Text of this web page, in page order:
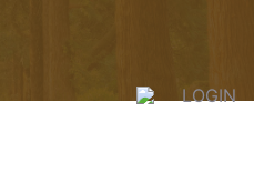
LOGIN